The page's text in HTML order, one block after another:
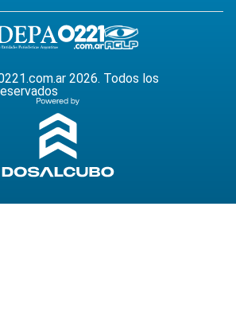
2026. Todos los